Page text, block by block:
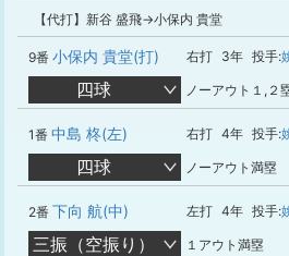
【代打】新谷 盛飛→小保内 貴堂
9番 小保内 貴堂(打) 右打 3年 投手:
四球 ノーアウト１,２
1番 中島 柊(左) 右打 4年 投手:
四球 ノーアウト満塁
2番 下向 航(中) 左打 4年 投手:
三振（空振り） １アウト満塁